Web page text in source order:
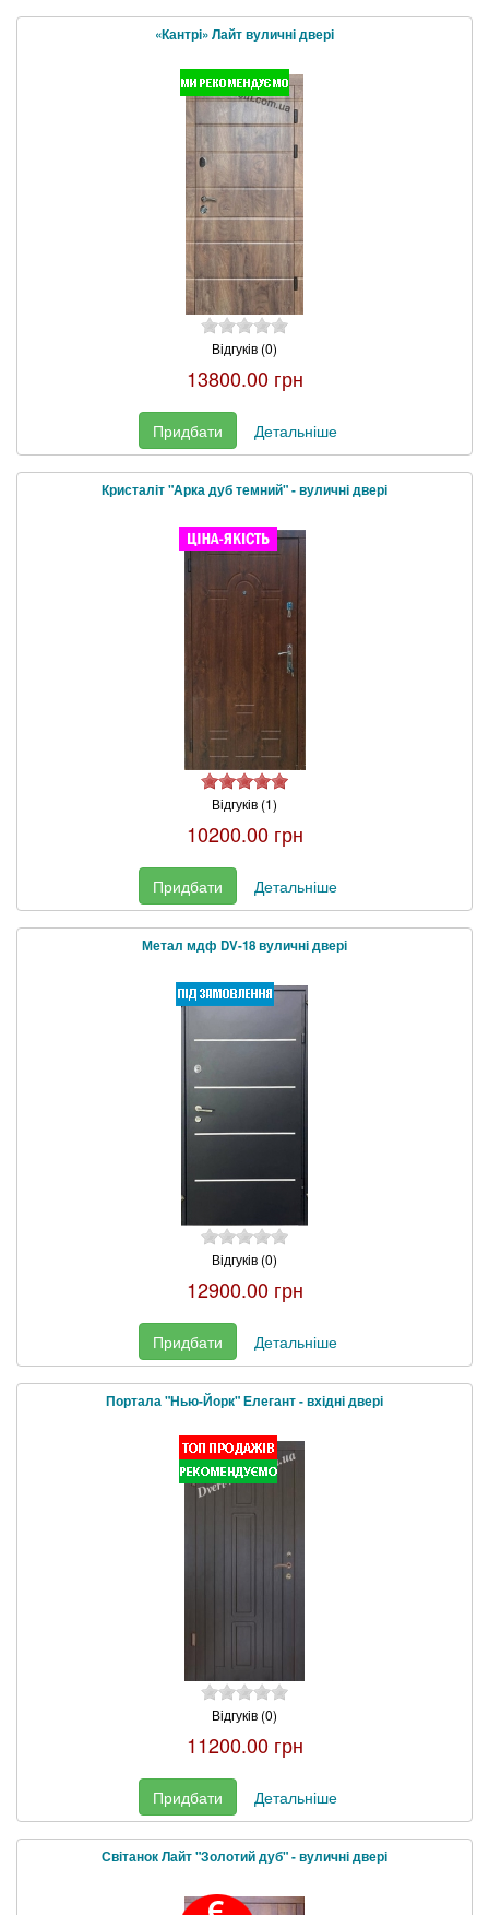
«Кантрі» Лайт вуличні двері
Відгуків (0)
13800.00 грн
Придбати Детальніше
Кристаліт "Арка дуб темний" - вуличні двері
Відгуків (1)
10200.00 грн
Придбати Детальніше
Метал мдф DV-18 вуличні двері
Відгуків (0)
12900.00 грн
Придбати Детальніше
Портала "Нью-Йорк" Елегант - вхідні двері
Відгуків (0)
11200.00 грн
Придбати Детальніше
Світанок Лайт "Золотий дуб" - вуличні двері